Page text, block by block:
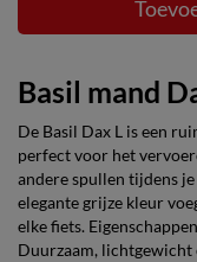
Basil mand
De Basil Dax L is een
perfect voor het
andere spullen tijdens
elegante grijze kleur
elke fiets.
Duurzaam,